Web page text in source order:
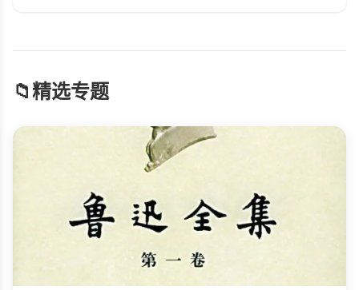
📁精选专题